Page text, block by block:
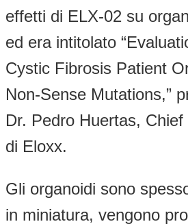
effetti di ELX-02 su
ed era intitolato
Cystic Fibrosis Patient
Non-Sense Mutations,”
Dr. Pedro Huertas,
di Eloxx.
Gli organoidi sono
in miniatura, vengono